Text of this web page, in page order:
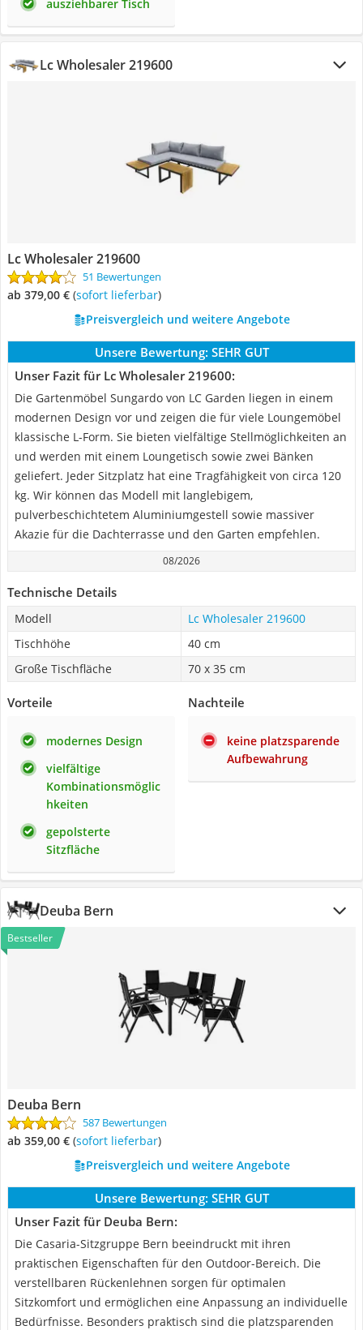
ausziehbarer Tisch
Lc Wholesaler 219600
Lc Wholesaler 219600
51 Bewertungen
ab 379,00 € ( Sofort lieferbar)
Preisvergleich und weitere Angebote
Unsere Bewertung: SEHR GUT
Unser Fazit für Lc Wholesaler 219600:
Die Gartenmöbel Sungardo von LC Garden liegen in einem
modernen Design vor und zeigen die für viele Loungemöbel
klassische L-Form. Sie bieten vielfältige Stellmöglichkeiten an
und werden mit einem Loungetisch sowie zwei Bänken
geliefert. Jeder Sitzplatz hat eine Tragfähigkeit von circa 120
kg. Wir können das Modell mit langlebigem,
pulverbeschichtetem Aluminiumgestell sowie massiver
Akazie für die Dachterrasse und den Garten empfehlen.
08/2026
Technische Details
Modell
Lc Wholesaler 219600
Tischhöhe
40 cm
Große Tischfläche
70 x 35 cm
Vorteile
modernes Design
vielfältige
Kombinationsmöglic
hkeiten
gepolsterte
Sitzfläche
Nachteile
keine platzsparende
Aufbewahrung
Deuba Bern
Bestseller
Deuba Bern
587 Bewertungen
ab 359,00 € ( Sofort lieferbar)
Preisvergleich und weitere Angebote
Unsere Bewertung: SEHR GUT
Unser Fazit für Deuba Bern:
Die Casaria-Sitzgruppe Bern beeindruckt mit ihren
praktischen Eigenschaften für den Outdoor-Bereich. Die
verstellbaren Rückenlehnen sorgen für optimalen
Sitzkomfort und ermöglichen eine Anpassung an individuelle
Bedürfnisse. Besonders praktisch sind die platzsparenden